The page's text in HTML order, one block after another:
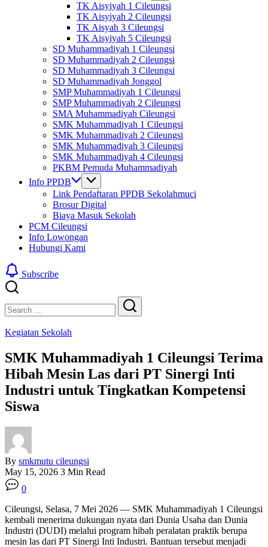
TK Aisyiyah 1 Cileungsi
TK Aisyiyah 2 Cileungsi
TK Aisyah 3 Cileungsi
TK Aisyiyah 5 Cileungsi
SD Muhammadiyah 1 Cileungsi
SD Muhammadiyah 2 Cileungsi
SD Muhammadiyah 3 Cileungsi
SD Muhammadiyah Jonggol
SMP Muhammadiyah 1 Cileungsi
SMP Muhammadiyah 2 Cileungsi
SMA Muhammadiyah Cileungsi
SMK Muhammadiyah 1 Cileungsi
SMK Muhammadiyah 2 Cileungsi
SMK Muhammadiyah 3 Cileungsi
SMK Muhammadiyah 4 Cileungsi
PKBM Pemuda Muhammadiyah
Info PPDB
Link Pendaftaran PPDB Sekolahmuci
Brosur Digital
Biaya Masuk Sekolah
PCM Cileungsi
Info Lowongan
Hubungi Kami
Subscribe
Search
Search
Kegiatan Sekolah
SMK Muhammadiyah 1 Cileungsi Terima
Hibah Mesin Las dari PT Sinergi Inti
Industri untuk Tingkatkan Kompetensi
Siswa
By smkmutu cileungsi
May 15, 2026 3 Min Read
0
Cileungsi, Selasa, 7 Mei 2026 — SMK Muhammadiyah 1 Cileungsi
kembali menerima dukungan nyata dari Dunia Usaha dan Dunia
Industri (DUDI) melalui program hibah peralatan praktik berupa
mesin las dari PT Sinergi Inti Industri. Bantuan tersebut menjadi